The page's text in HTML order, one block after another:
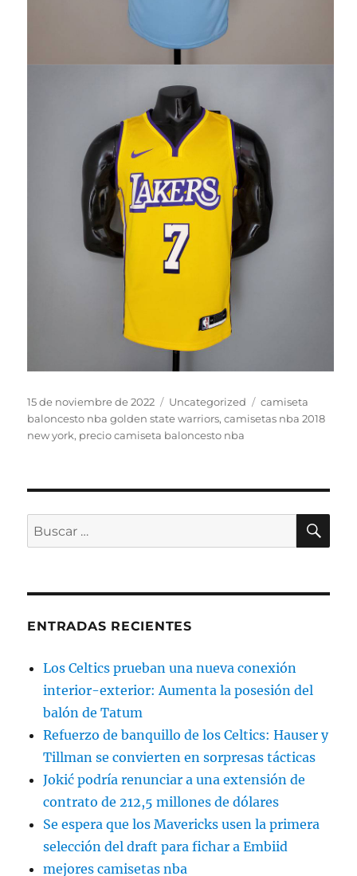
Publicado
el
15 de noviembre de 2022 Categorías
Uncategorized Etiquetas
camiseta
baloncesto nba golden state warriors,camisetas nba 2018
new york, precio camiseta baloncesto nba
Buscar
por:
ENTRADAS RECIENTES
Los Celtics prueban una nueva conexión
interior-exterior: Aumenta la posesión del
balón de Tatum
Refuerzo de banquillo de los Celtics: Hauser y
Tillman se convierten en sorpresas tácticas
Jokić podría renunciar a una extensión de
contrato de 212,5 millones de dólares
Se espera que los Mavericks usen la primera
selección del draft para fichar a Embiid
mejores camisetas nba